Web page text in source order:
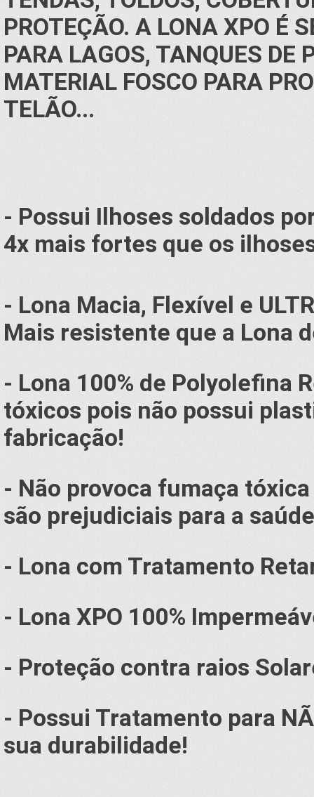
PROTEÇÃO. A LONA XPO É
PARA LAGOS, TANQUES DE
MATERIAL FOSCO PARA
TELÃO...
- Possui Ilhoses soldados
4x mais fortes que os
- Lona Macia, Flexível e
Mais resistente que a Lona
- Lona 100% de Polyolefina
tóxicos pois não possui
fabricação!
- Não provoca fumaça
são prejudiciais para a
- Lona com Tratamento
- Lona XPO 100%
- Proteção contra raios
- Possui Tratamento para
sua durabilidade!